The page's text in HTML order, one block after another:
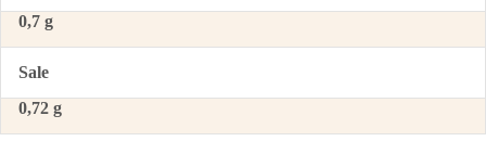
0,7 g
Sale
0,72 g